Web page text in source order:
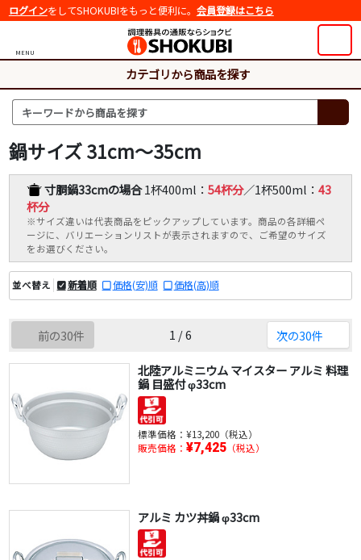
ログインをしてSHOKUBIをもっと便利に。 会員登録はこちら
MENU
カテゴリから商品を探す
鍋サイズ 31cm～35cm
寸胴鍋33cmの場合1杯400ml：54杯分／1杯500ml：43
杯分
※サイズ違いは代表商品をピックアップしています。商品の各詳細ペ
ージに、バリエーションリストが表示されますので、ご希望のサイズ
をお選びください。
並べ替え 新着順 価格(安)順 価格(高)順
前の30件 1 / 6 次の30件
北陸アルミニウム マイスター アルミ 料理
鍋 目盛付 φ33cm
標準価格： ¥13,200（税込）
販売価格： ¥7,425（税込）
アルミ カツ丼鍋 φ33cm